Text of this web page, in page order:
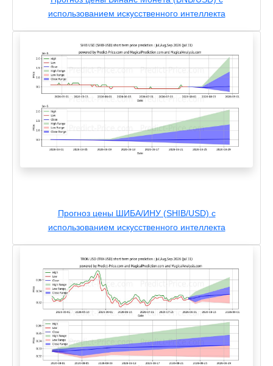
использованием искусственного интеллекта
Прогноз цены ШИБА/ИНУ (SHIB/USD) с
использованием искусственного интеллекта